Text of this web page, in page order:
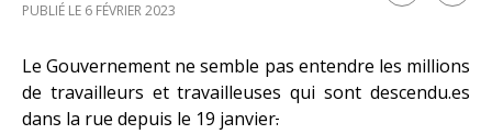
PUBLIÉ LE 6 FÉVRIER 2023
Le Gouvernement ne semble pas entendre les millions
de travailleurs et travailleuses qui sont descendu.es
dans la rue depuis le 19 janvier.